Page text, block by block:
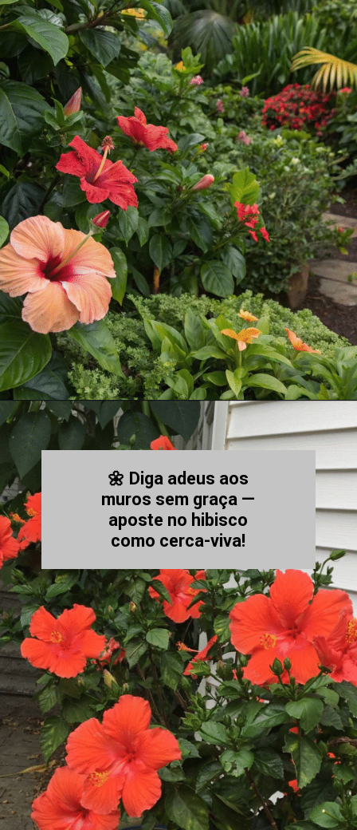
🌼 Diga adeus aos
muros sem graça —
aposte no hibisco
como cerca-viva!